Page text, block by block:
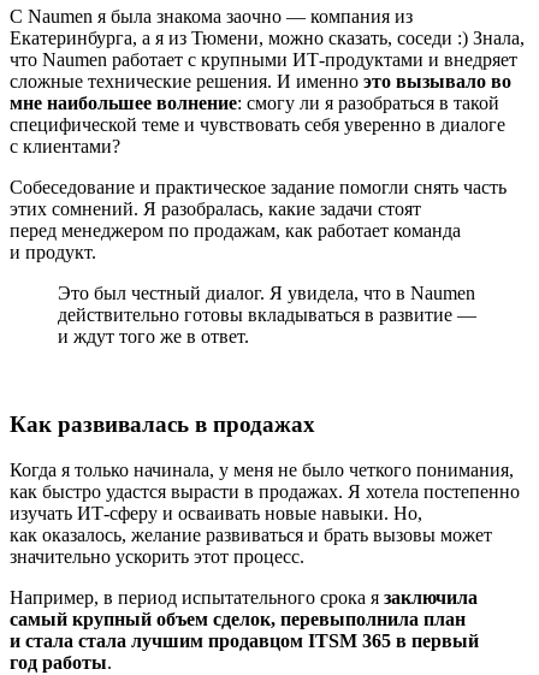
С Naumen я была знакома заочно — компания из
Екатеринбурга, а я из Тюмени, можно сказать, соседи :) Знала,
что Naumen работает с крупными ИТ-продуктами и внедряет
сложные технические решения. И именно это вызывало во
мне наибольшее волнение: смогу ли я разобраться в такой
специфической теме и чувствовать себя уверенно в диалоге
с клиентами?
Собеседование и практическое задание помогли снять часть
этих сомнений. Я разобралась, какие задачи стоят
перед менеджером по продажам, как работает команда
и продукт.
Это был честный диалог. Я увидела, что в Naumen
действительно готовы вкладываться в развитие —
и ждут того же в ответ.
Как развивалась в продажах
Когда я только начинала, у меня не было четкого понимания,
как быстро удастся вырасти в продажах. Я хотела постепенно
изучать ИТ-сферу и осваивать новые навыки. Но,
как оказалось, желание развиваться и брать вызовы может
значительно ускорить этот процесс.
Например, в период испытательного срока я заключила
самый крупный объем сделок, перевыполнила план
и стала стала лучшим продавцом ITSM 365 в первый
год работы.